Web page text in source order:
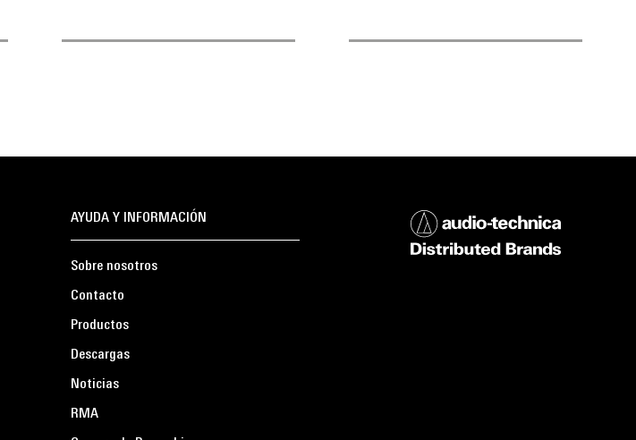
AYUDA Y INFORMACIÓN
Sobre nosotros
Contacto
Productos
Descargas
Noticias
RMA